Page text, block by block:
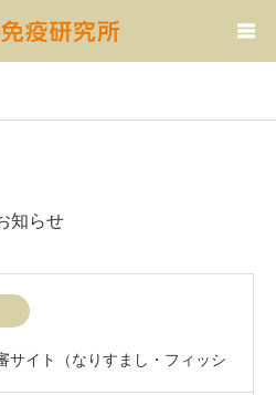
知らせ
サイト（なりすまし・フィッシ